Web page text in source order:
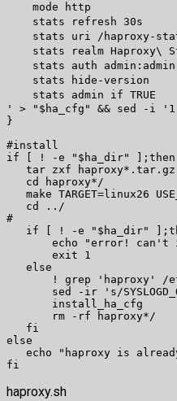
mode http
stats refresh 30s
stats uri /haproxy-
stats realm Haproxy\
stats auth admin:admin
stats hide-version
stats admin if TRUE
' > "$ha_cfg" && sed -i
}
#install
if [ ! -e "$ha_dir" ];then
   tar zxf haproxy*.tar.gz
   cd haproxy*/
make TARGET=linux26
   cd ../
#
if [ ! -e "$ha_dir"
echo "error! can't
       exit 1
   else
! grep 'haproxy' /
sed -ir 's/
       install_ha_cfg
       rm -rf haproxy*/
   fi
else
echo "haproxy is
haproxy.sh